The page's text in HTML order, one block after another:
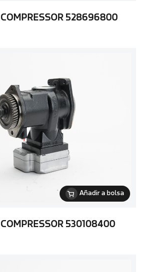
COMPRESSOR 528696800
Añadir a bolsa
COMPRESSOR 530108400